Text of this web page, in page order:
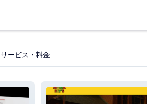
サービス・料金